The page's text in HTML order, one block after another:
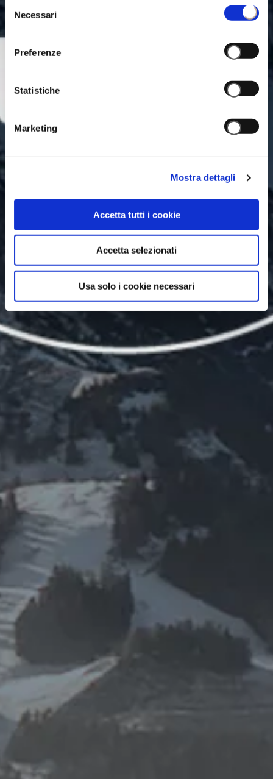
delNecessari
Preferenze
Statistiche
Marketing
Mostra dettagli
Accetta tutti i cookie
Accetta selezionati
Usa solo i cookie necessari